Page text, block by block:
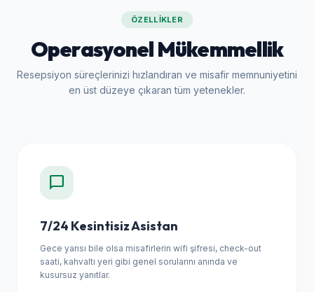
ÖZELLIKLER
Operasyonel Mükemmellik
Resepsiyon süreçlerinizi hızlandıran ve misafir memnuniyetini
en üst düzeye çıkaran tüm yetenekler.
chat_bubble
7/24 Kesintisiz Asistan
Gece yarısı bile olsa misafirlerin wifi şifresi, check-out
saati, kahvaltı yeri gibi genel sorularını anında ve
kusursuz yanıtlar.